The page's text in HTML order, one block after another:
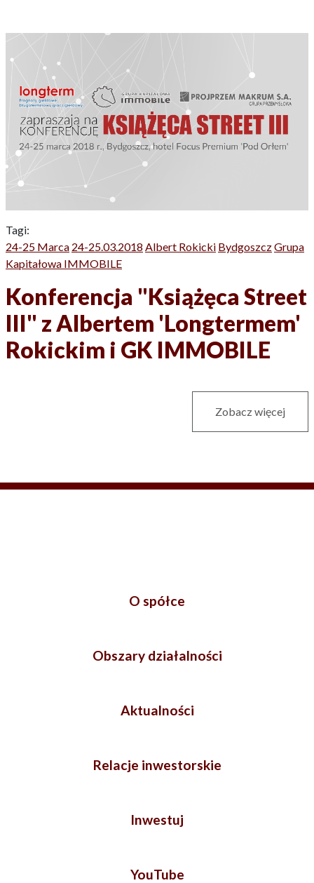
Tagi:
24-25 Marca 24-25.03.2018 Albert Rokicki BydgoszczGrupa
Kapitałowa IMMOBILE
Konferencja "Książęca Street
III" z Albertem 'Longtermem'
Rokickim i GK IMMOBILE
Zobacz więcej
O spółce
Obszary działalności
Aktualności
Relacje inwestorskie
Inwestuj
YouTube